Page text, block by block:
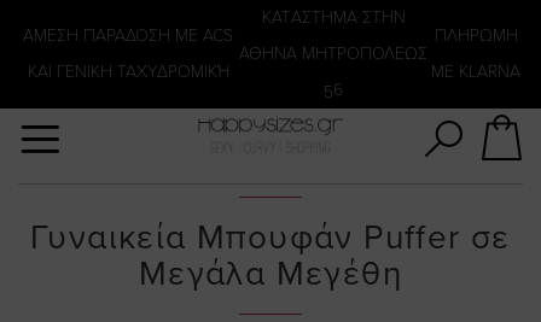
ΑΜΕΣΗ ΠΑΡΑΔΟΣΗ ΜΕ ACS
ΚΑΙ ΓΕΝΙΚΗ ΤΑΧΥΔΡΟΜΙΚΉ
KATΑΣΤΗΜΑ ΣΤΗΝ
ΑΘΗΝΑ ΜΗΤΡΟΠΟΛΕΩΣ
56
ΠΛΗΡΩΜΗ
ΜΕ KLARNA
Γυναικεία Μπουφάν Puffer σε
Μεγάλα Μεγέθη
Αναζήτηση